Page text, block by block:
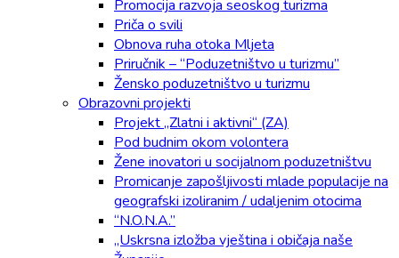
Promocija razvoja seoskog turizma
Priča o svili
Obnova ruha otoka Mljeta
Priručnik – “Poduzetništvo u turizmu”
Žensko poduzetništvo u turizmu
Obrazovni projekti
Projekt „Zlatni i aktivni“ (ZA)
Pod budnim okom volontera
Žene inovatori u socijalnom poduzetništvu
Promicanje zapošljivosti mlade populacije na
geografski izoliranim / udaljenim otocima
“N.O.N.A.”
„Uskrsna izložba vještina i običaja naše